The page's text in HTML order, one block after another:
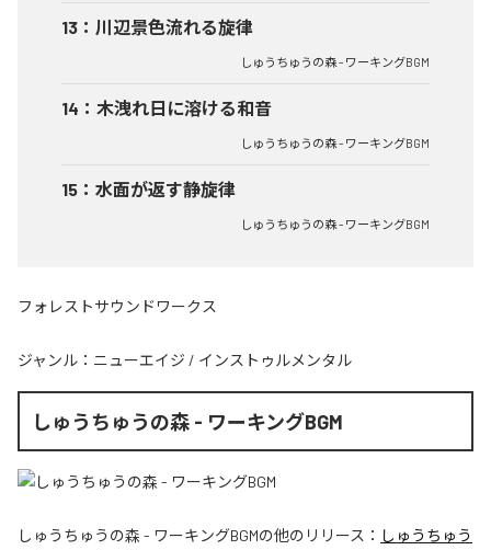
13 ： 川辺景色流れる旋律
しゅうちゅうの森 - ワーキングBGM
14 ： 木洩れ日に溶ける和音
しゅうちゅうの森 - ワーキングBGM
15 ： 水面が返す静旋律
しゅうちゅうの森 - ワーキングBGM
フォレストサウンドワークス
ジャンル： ニューエイジ / インストゥルメンタル
しゅうちゅうの森 - ワーキングBGM
しゅうちゅうの森 - ワーキングBGMの他のリリース： しゅうちゅう